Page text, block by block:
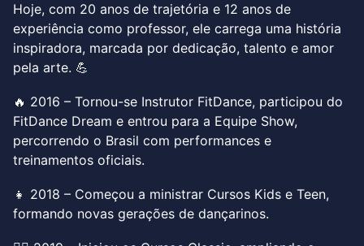
Hoje, com 20 anos de trajetória e 12 anos de
experiência como professor, ele carrega uma história
inspiradora, marcada por dedicação, talento e amor
pela arte. 💪
🔥 2016 – Tornou-se Instrutor FitDance, participou do
FitDance Dream e entrou para a Equipe Show,
percorrendo o Brasil com performances e
treinamentos oficiais.
👧 2018 – Começou a ministrar Cursos Kids e Teen,
formando novas gerações de dançarinos.